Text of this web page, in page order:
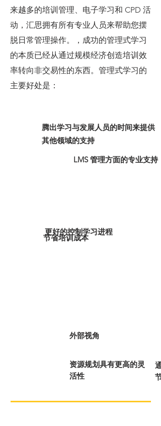
来越多的培训管理、电子学习和 CPD 活
动，汇思拥有所有专业人员来帮助您摆
脱日常管理操作。，成功的管理式学习
的本质已经从通过规模经济创造培训效
率转向非交易性的东西。管理式学习的
主要好处是：
腾出学习与发展人员的时间来提供
其他领域的支持
LMS 管理方面的专业支持
更好的控制学习进程
节省培训成本
外部视角
资源规划具有更高的灵
活性